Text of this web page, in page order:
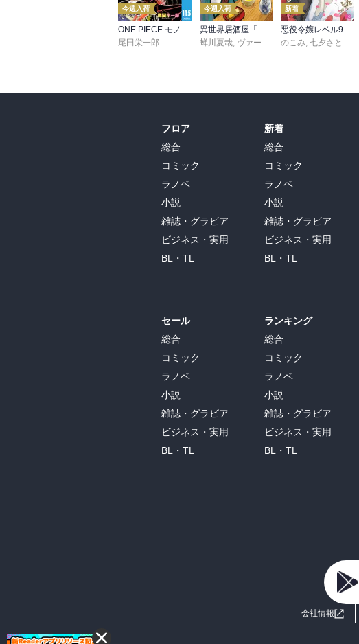
今週入荷
ONE PIECE モノクロ版 115
尾田栄一郎
今週入荷
異世界居酒屋「のぶ」(22)
蝉川夏哉, ヴァージニア二等兵 ,転
新着
悪役令嬢レベル99 ～私は裏ボスですが魔王ではありません～ その６
のこみ,七夕さとり
フロア
総合
コミック
ラノベ
小説
雑誌・グラビア
ビジネス・実用
BL・TL
セール
総合
コミック
ラノベ
小説
雑誌・グラビア
ビジネス・実用
BL・TL
新着
総合
コミック
ラノベ
小説
雑誌・グラビア
ビジネス・実用
BL・TL
ランキング
総合
コミック
ラノベ
小説
雑誌・グラビア
ビジネス・実用
BL・TL
会社情報